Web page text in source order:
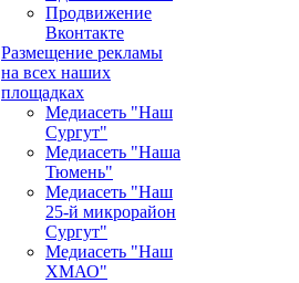
Продвижение
Вконтакте
Размещение рекламы
на всех наших
площадках
Медиасеть "Наш
Сургут"
Медиасеть "Наша
Тюмень"
Медиасеть "Наш
25-й микрорайон
Сургут"
Медиасеть "Наш
ХМАО"